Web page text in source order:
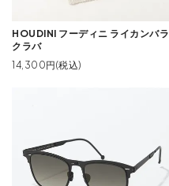
HOUDINI フーディニ ライカンバラ
クラバ
14,300円(税込)